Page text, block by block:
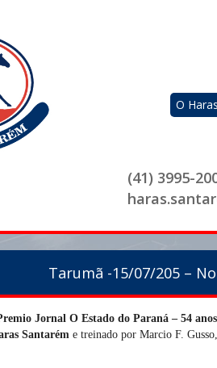
O Haras
(41) 3995-
Tarumã -15/07/205 –
Jornal O Estado do Paraná – 54 anos
Santarém e treinado por Marcio F.